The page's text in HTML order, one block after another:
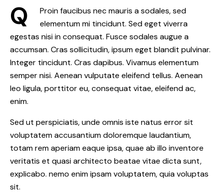
Q
Proin faucibus nec mauris a sodales, sed
elementum mi tincidunt. Sed eget viverra
egestas nisi in consequat. Fusce sodales augue a
accumsan. Cras sollicitudin, ipsum eget blandit pulvinar.
Integer tincidunt. Cras dapibus. Vivamus elementum
semper nisi. Aenean vulputate eleifend tellus. Aenean
leo ligula, porttitor eu, consequat vitae, eleifend ac,
enim.
Sed ut perspiciatis, unde omnis iste natus error sit
voluptatem accusantium doloremque laudantium,
totam rem aperiam eaque ipsa, quae ab illo inventore
veritatis et quasi architecto beatae vitae dicta sunt,
explicabo. nemo enim ipsam voluptatem, quia voluptas
sit.